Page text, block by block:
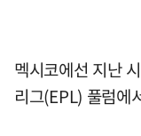
멕시코에선 지난
리그(EPL) 풀럼에